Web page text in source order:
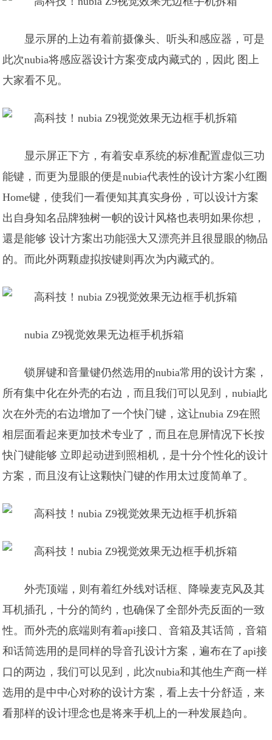
显示屏的上边有着前摄像头、听头和感应器，可是
此次nubia将感应器设计方案变成内藏式的，因此 图上
大家看不见。
显示屏正下方，有着安卓系统的标准配置虚似三功
能键，而更为显眼的便是nubia代表性的设计方案小红圈
Home键，使我们一看便知其真实身份，可以设计方案
出自身知名品牌独树一帜的设计风格也表明如果你想，
還是能够 设计方案出功能强大又漂亮并且很显眼的物品
的。而此外两颗虚拟按键则再次为内藏式的。
nubia Z9视觉效果无边框手机拆箱
锁屏键和音量键仍然选用的nubia常用的设计方案，
所有集中化在外壳的右边，而且我们可以见到，nubia此
次在外壳的右边增加了一个快门键，这让nubia Z9在照
相层面看起来更加技术专业了，而且在息屏情况下长按
快门键能够 立即起动进到照相机，是十分个性化的设计
方案，而且沒有让这颗快门键的作用太过度简单了。
外壳顶端，则有着红外线对话框、降噪麦克风及其
耳机插孔，十分的简约，也确保了全部外壳反面的一致
性。而外壳的底端则有着api接口、音箱及其话筒，音箱
和话筒选用的是同样的导音孔设计方案，遍布在了api接
口的两边，我们可以见到，此次nubia和其他生产商一样
选用的是中中心对称的设计方案，看上去十分舒适，来
看那样的设计理念也是将来手机上的一种发展趋向。